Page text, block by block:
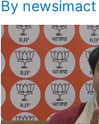
By newsimact